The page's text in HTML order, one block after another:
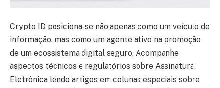
Crypto ID posiciona-se não apenas como um veículo de
informação, mas como um agente ativo na promoção
de um ecossistema digital seguro. Acompanhe
aspectos técnicos e regulatórios sobre Assinatura
Eletrônica lendo artigos em colunas especiais sobre